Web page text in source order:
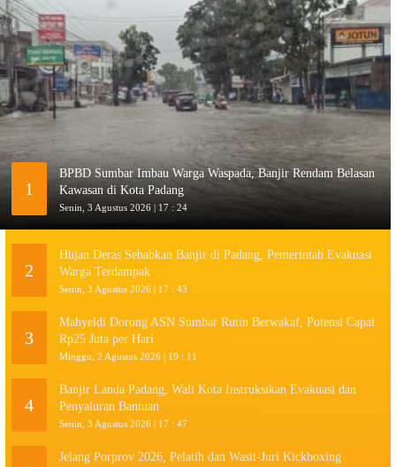
1
BPBD Sumbar Imbau Warga Waspada, Banjir Rendam Belasan
Kawasan di Kota Padang
Senin, 3 Agustus 2026 | 17 : 24
2
Hujan Deras Sebabkan Banjir di Padang, Pemerintah Evakuasi
Warga Terdampak
Senin, 3 Agustus 2026 | 17 : 43
3
Mahyeldi Dorong ASN Sumbar Rutin Berwakaf, Potensi Capai
Rp25 Juta per Hari
Minggu, 2 Agustus 2026 | 19 : 11
4
Banjir Landa Padang, Wali Kota Instruksikan Evakuasi dan
Penyaluran Bantuan
Senin, 3 Agustus 2026 | 17 : 47
Jelang Porprov 2026, Pelatih dan Wasit-Juri Kickboxing